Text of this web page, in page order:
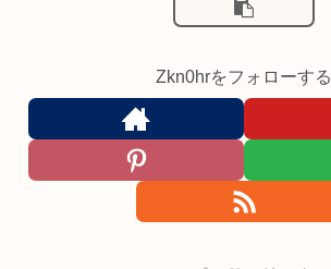
Zkn0hrをフォローする